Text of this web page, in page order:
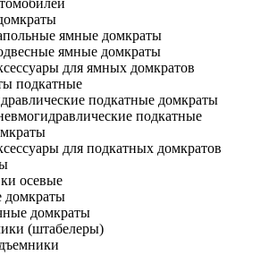
ямные домкраты
ямные домкраты
для ямных домкратов
подкатные
подкатные домкраты
подкатные
для подкатных домкратов
осевые
домкраты
домкраты
(штабелеры)